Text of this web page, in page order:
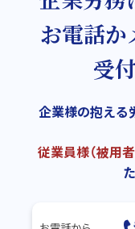
お電話か
受
企業様の抱える
従業員様（被用